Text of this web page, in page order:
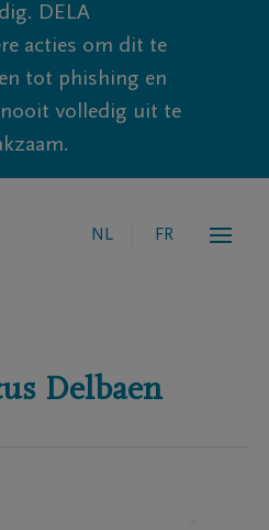
DELA
acties om dit te
tot phishing en
volledig uit te
NL FR
Delbaen